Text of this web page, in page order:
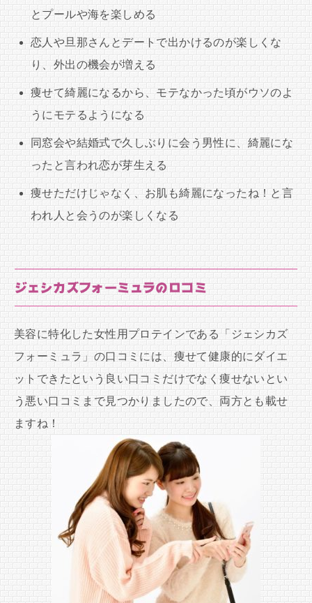
とプールや海を楽しめる
恋人や旦那さんとデートで出かけるのが楽しくな
り、外出の機会が増える
痩せて綺麗になるから、モテなかった頃がウソのよ
うにモテるようになる
同窓会や結婚式で久しぶりに会う男性に、綺麗にな
ったと言われ恋が芽生える
痩せただけじゃなく、お肌も綺麗になったね！と言
われ人と会うのが楽しくなる
ジェシカズフォーミュラの口コミ
美容に特化した女性用プロテインである「ジェシカズ
フォーミュラ」の口コミには、痩せて健康的にダイエ
ットできたという良い口コミだけでなく痩せないとい
う悪い口コミまで見つかりましたので、両方とも載せ
ますね！